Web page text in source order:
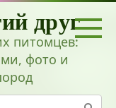
друг
питомцев:
фото и